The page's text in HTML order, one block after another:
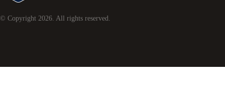
© Copyright 2026 . All rights reserved.